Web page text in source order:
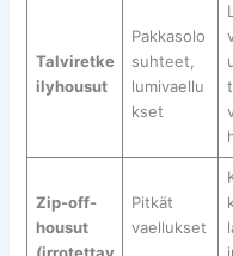
Talviretke
ilyhousut
Pakkasolo
suhteet,
lumivaellu
kset
Zip-off-
housut
Pitkät
vaellukset